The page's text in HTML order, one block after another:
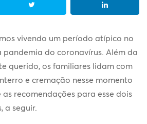
vivendo um período atípico no
pandemia do coronavírus. Além da
querido, os familiares lidam com
e cremação nesse momento
recomendações para esse dois
a seguir.